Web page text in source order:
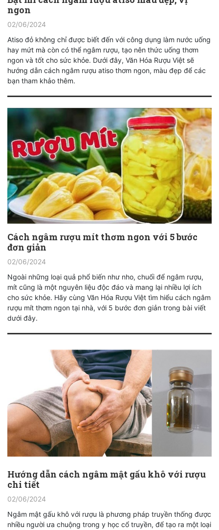
ngon
02/06/2024
Atiso đỏ không chỉ được biết đến với công dụng làm nước uống
hay mứt mà còn có thể ngâm rượu, tạo nên thức uống thơm
ngon và tốt cho sức khỏe. Dưới đây, Văn Hóa Rượu Việt sẽ
hướng dẫn cách ngâm rượu atiso thơm ngon, màu đẹp để các
bạn tham khảo thêm.
Cách ngâm rượu mít thơm ngon với 5 bước
đơn giản
02/06/2024
Ngoài những loại quả phổ biến như nho, chuối để ngâm rượu,
mít cũng là một nguyên liệu độc đáo và mang lại nhiều lợi ích
cho sức khỏe. Hãy cùng Văn Hóa Rượu Việt tìm hiểu cách ngâm
rượu mít thơm ngon tại nhà, với 5 bước đơn giản trong bài viết
dưới đây.
Hướng dẫn cách ngâm mật gấu khô với rượu
chi tiết
02/06/2024
Ngâm mật gấu khô với rượu là phương pháp truyền thống được
nhiều người ưa chuộng trong y học cổ truyền, để tạo ra một loại